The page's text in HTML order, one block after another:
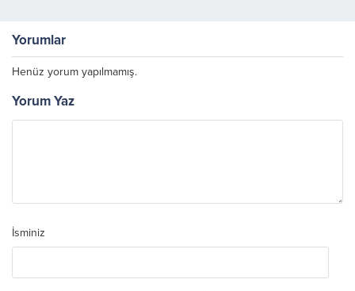
Yorumlar
Henüz yorum yapılmamış.
Yorum Yaz
İsminiz